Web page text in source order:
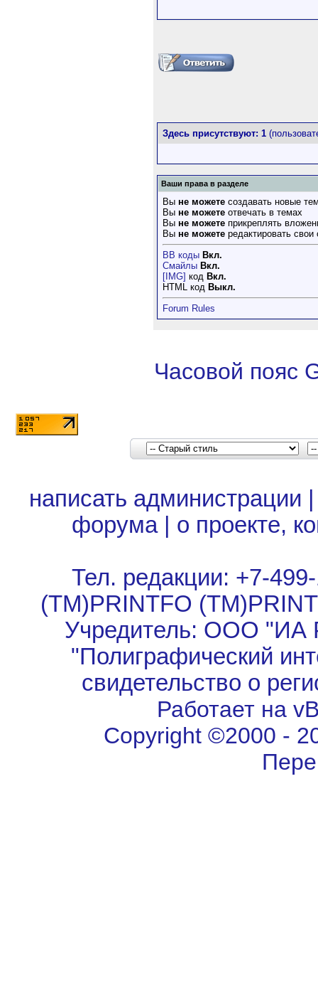
Здесь присутствуют: 1
Ваши права в разделе
Вы не можете создавать новые
Вы не можете отвечать в темах
Вы не можете прикреплять
Вы не можете редактировать
BB коды Вкл.
Смайлы Вкл.
[IMG] код Вкл.
HTML код Выкл.
Forum Rules
Часовой пояс
написать администрации
форума| о проекте,
Тел. редакции: +7-
(TM)PRINTFO
Учредитель: ООО "ИА
"Полиграфический
свидетельство о
Работает на
Copyright ©2000 -